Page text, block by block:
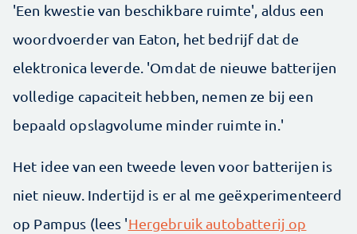
'Een kwestie van beschikbare ruimte', aldus een
woordvoerder van Eaton, het bedrijf dat de
elektronica leverde. 'Omdat de nieuwe batterijen
volledige capaciteit hebben, nemen ze bij een
bepaald opslagvolume minder ruimte in.'
Het idee van een tweede leven voor batterijen is
niet nieuw. Indertijd is er al me geëxperimenteerd
op Pampus (lees 'Hergebruik autobatterij op